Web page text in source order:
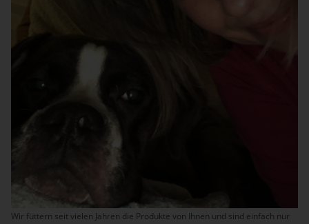
Wir füttern seit vielen Jahren die Produkte von Ihnen und sind einfach nur